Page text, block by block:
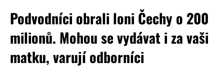
Podvodníci obrali loni Čechy o 200
milionů. Mohou se vydávat i za vaši
matku, varují odborníci